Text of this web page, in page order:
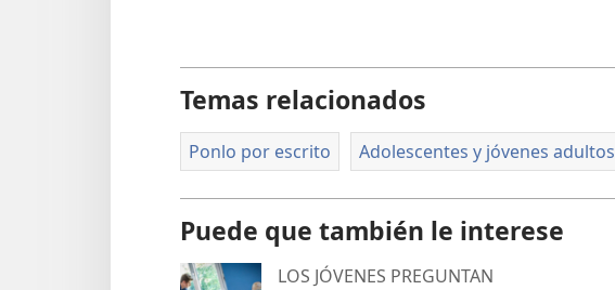
Temas relacionados
Ponlo por escrito Adolescentes y jóvenes adultos
Puede que también le interese
LOS JÓVENES PREGUNTAN